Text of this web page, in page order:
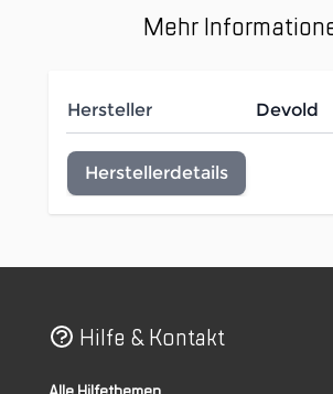
Mehr
Hersteller Devold
Herstellerdetails
Hilfe & Kontakt